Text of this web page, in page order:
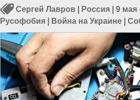
Сергей Лавров Россия 9 мая
Русофобия
Война на Украине
Власть в РФ|Праздники в России